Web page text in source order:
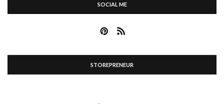
SOCIAL ME
STOREPRENEUR